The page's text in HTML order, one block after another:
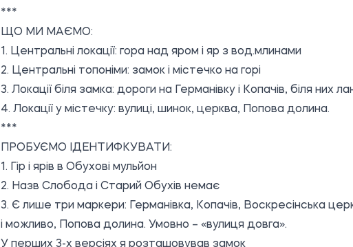
***
ЩО МИ МАЄМО:
1. Центральні локації: гора над яром і яр з вод.млинами
2. Центральні топоніми: замок і містечко на горі
3. Локації біля замка: дороги на Германівку і Копачів, біля них
4. Локації у містечку: вулиці, шинок, церква, Попова долина.
***
ПРОБУЄМО ІДЕНТИФКУВАТИ:
1. Гір і ярів в Обухові мульйон
2. Назв Слобода і Старий Обухів немає
3. Є лише три маркери: Германівка, Копачів, Воскресінська
і можливо, Попова долина. Умовно – «вулиця довга».
У перших 3-х версіях я розташовував замок